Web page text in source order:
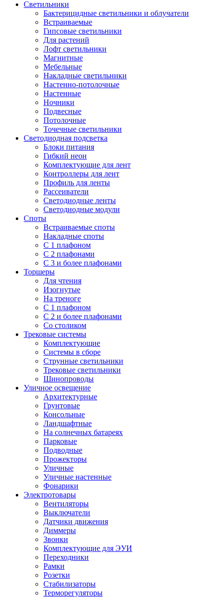
Светильники
Бактерицидные светильники и облучатели
Встраиваемые
Гипсовые светильники
Для растений
Лофт светильники
Магнитные
Мебельные
Накладные светильники
Настенно-потолочные
Настенные
Ночники
Подвесные
Потолочные
Точечные светильники
Светодиодная подсветка
Блоки питания
Гибкий неон
Комплектующие для лент
Контроллеры для лент
Профиль для ленты
Рассеиватели
Светодиодные ленты
Светодиодные модули
Споты
Встраиваемые споты
Накладные споты
С 1 плафоном
С 2 плафонами
С 3 и более плафонами
Торшеры
Для чтения
Изогнутые
На треноге
С 1 плафоном
С 2 и более плафонами
Со столиком
Трековые системы
Комплектующие
Системы в сборе
Струнные светильники
Трековые светильники
Шинопроводы
Уличное освещение
Архитектурные
Грунтовые
Консольные
Ландшафтные
На солнечных батареях
Парковые
Подводные
Прожекторы
Уличные
Уличные настенные
Фонарики
Электротовары
Вентиляторы
Выключатели
Датчики движения
Диммеры
Звонки
Комплектующие для ЭУИ
Переходники
Рамки
Розетки
Стабилизаторы
Терморегуляторы